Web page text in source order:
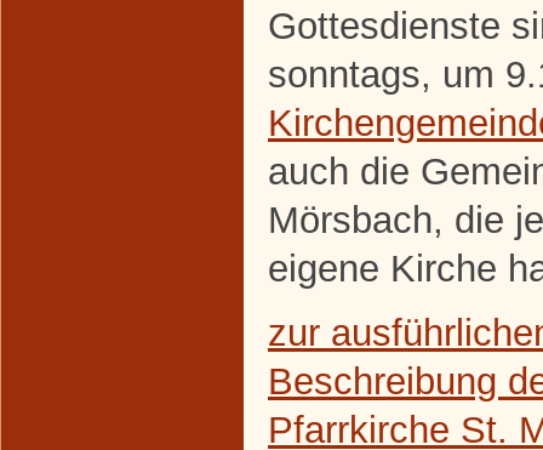
Gottesdienste
sonntags, um
auch die
Mörsbach, die
eigene Kirche
zur
Beschreibung
Pfarrkirche St.